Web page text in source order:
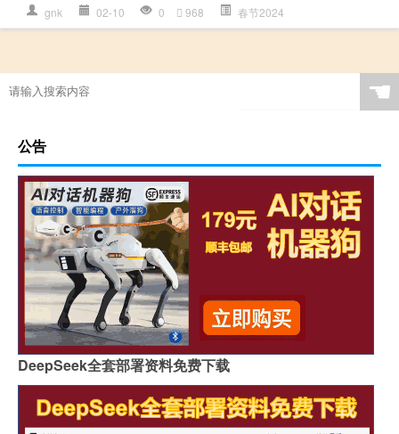
gnk 02-10 0 968 春节2024
☚
公告
DeepSeek全套部署资料免费下载